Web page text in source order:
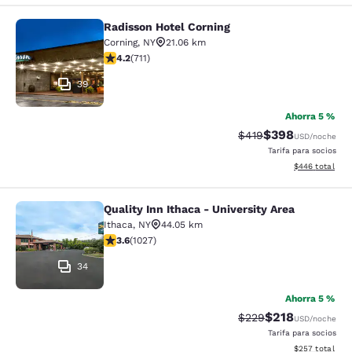
Radisson Hotel Corning
39
Radisson Hotel Corning
Corning, NY
21.06 km
calificación de 4.2 estrellas. Excelente. 711 reseñas
4.2(711)
Ahorra 5 %
Precio tachado:
$419Precio con
$398USD/noche
Tarifa para socios
Ver detalles
$446 total
Quality Inn Ithaca - University Area
34
Quality Inn Ithaca - University Area
Ithaca, NY
44.05 km
calificación de 3.59 estrellas. Bueno. 1027 reseñas
3.6(1027)
Ahorra 5 %
Precio tachado:
$229Precio con
$218USD/noche
Tarifa para socios
Ver detalles
$257 total